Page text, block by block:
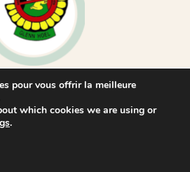
pour vous offrir la meilleure
which cookies we are using or
.